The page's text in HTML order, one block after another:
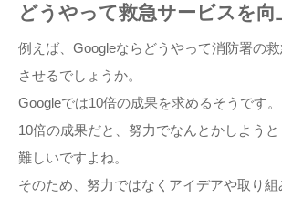
どうやって救急サービスを
例えば、Googleならどうやって消防署の
させるでしょうか。
Googleでは10倍の成果を求めるそうです。
10倍の成果だと、努力でなんとかしよう
難しいですよね。
そのため、努力ではなくアイデアや取り